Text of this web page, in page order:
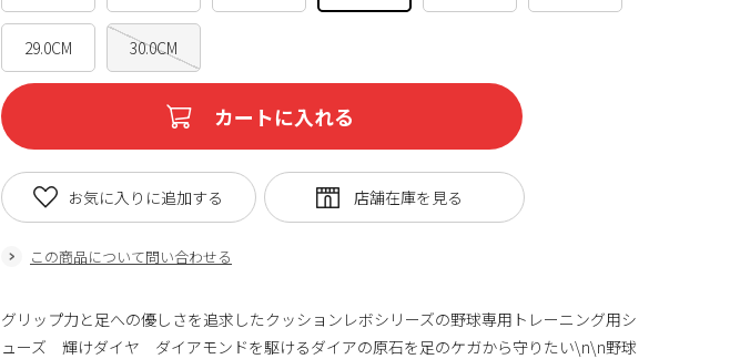
29.0CM 30.0CM
カートに入れる
この商品について問い合わせる
お気に入りに追加する
グリップ力と足への優しさを追求したクッションレボシリーズの野球専用トレーニング用シ
ューズ 輝けダイヤ ダイアモンドを駆けるダイアの原石を足のケガから守りたい\n\n野球